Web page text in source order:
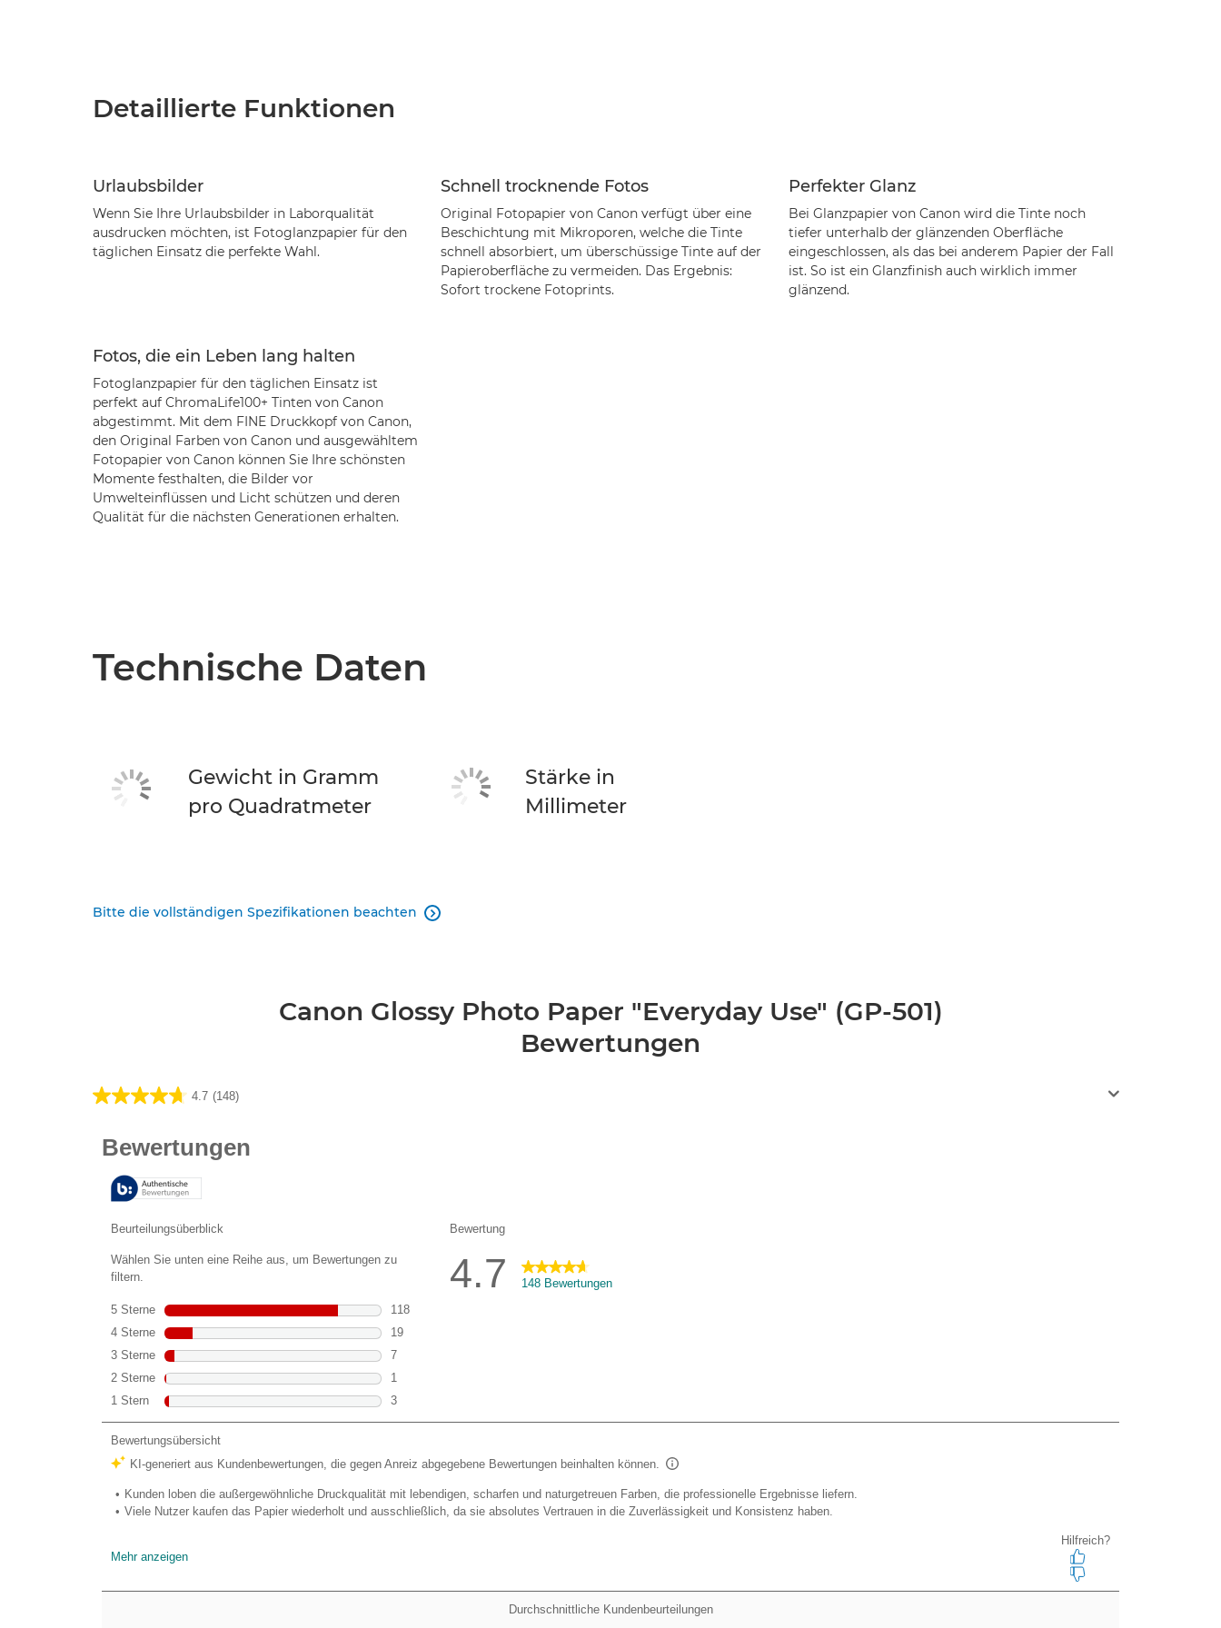
Detaillierte Funktionen
Urlaubsbilder
Wenn Sie Ihre Urlaubsbilder in Laborqualität
ausdrucken möchten, ist Fotoglanzpapier für den
täglichen Einsatz die perfekte Wahl.
Schnell trocknende Fotos
Original Fotopapier von Canon verfügt über eine
Beschichtung mit Mikroporen, welche die Tinte
schnell absorbiert, um überschüssige Tinte auf der
Papieroberfläche zu vermeiden. Das Ergebnis:
Sofort trockene Fotoprints.
Perfekter Glanz
Bei Glanzpapier von Canon wird die Tinte noch
tiefer unterhalb der glänzenden Oberfläche
eingeschlossen, als das bei anderem Papier der Fall
ist. So ist ein Glanzfinish auch wirklich immer
glänzend.
Fotos, die ein Leben lang halten
Fotoglanzpapier für den täglichen Einsatz ist
perfekt auf ChromaLife100+ Tinten von Canon
abgestimmt. Mit dem FINE Druckkopf von Canon,
den Original Farben von Canon und ausgewähltem
Fotopapier von Canon können Sie Ihre schönsten
Momente festhalten, die Bilder vor
Umwelteinflüssen und Licht schützen und deren
Qualität für die nächsten Generationen erhalten.
Technische Daten
Gewicht in Gramm
pro Quadratmeter
Stärke in
Millimeter
Bitte die vollständigen Spezifikationen beachten 
Canon Glossy Photo Paper "Everyday Use" (GP-501)
Bewertungen
4.7 (148)
4.7
Sternen.
148
Bewertungen